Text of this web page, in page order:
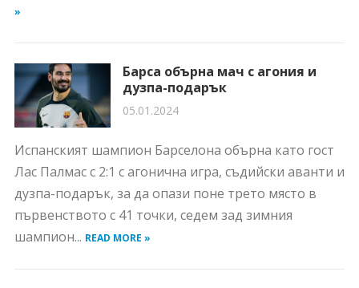
»
Барса обърна мач с агония и
дузпа-подарък
05.01.2024
Испанският шампион Барселона обърна като гост
Лас Палмас с 2:1 с агонична игра, съдийски аванти и
дузпа-подарък, за да опази поне трето място в
първенството с 41 точки, седем зад зимния
шампион... READ MORE »